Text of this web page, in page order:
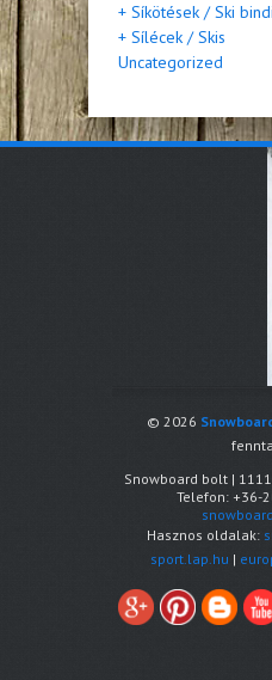
+ Síkötések / Ski
+ Sílécek / Skis
Uncategorized
© 2026
Snowboard bolt | 1111
Telefon: +36-
Hasznos oldalak:
sport.lap.hu |